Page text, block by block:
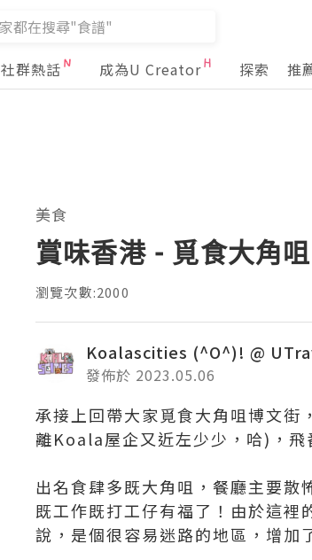
社群熱話 成為U Creator 探索 推
美食
賞味香港 - 覓食大角
瀏覽次數:2000
Koalascities (^O^)! @
發佈於 2023.05.06
承接上回帶大家覓食大角咀博文街
離Koala屋企又近左少少，哈)，飛
出名食肆多既大角咀，餐廳主要
既工作既打工仔有福了！由於這裡
說，是個很容易迷路的地區，增加